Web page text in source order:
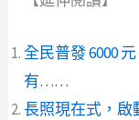
全民普發 6000
有……
長照現在式，啟